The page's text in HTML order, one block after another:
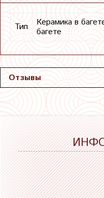
Тип
Керамика в
багете
Отзывы